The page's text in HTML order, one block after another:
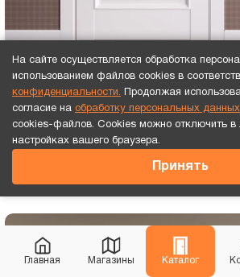
Главная Магазины Каталог
Двери со стеклом обладают рядом
пропускают естественный свет, что
для темных комнат, и визуально
делая их идеальным выбором для
Современный стиль
На сайте осуществляется обработка
использованием файлов cookies в
конфиденциальности. Продолжая
согласие на обработку персональных данных
cookies-файлов. Cookies можно отключить в
настройках вашего браузера.
Принять